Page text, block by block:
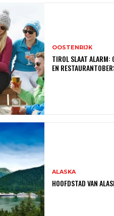
OOSTENRIJK
TIROL SLAAT ALARM:
EN
ALASKA
HOOFDSTAD VAN